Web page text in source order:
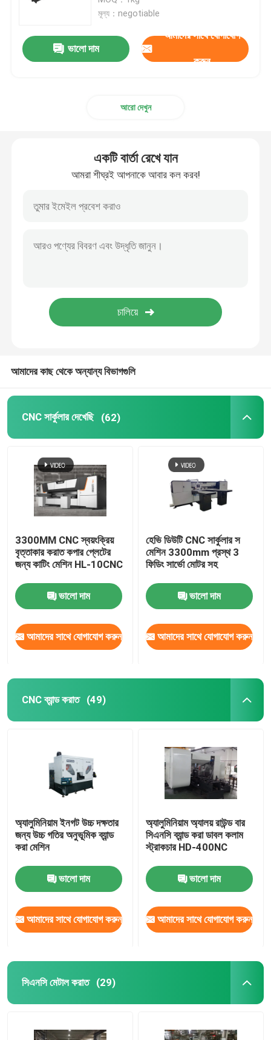
মেশিন ভোগ্য দ্রব্য
মূল্য：negotiable
ভালো দাম
আমাদের সাথে যোগাযোগ
করুন
আরো দেখুন
একটি বার্তা রেখে যান
আমরা শীঘ্রই আপনাকে আবার কল করব!
আমাদের কাছ থেকে অন্যান্য বিভাগগুলি
CNC সার্কুলার দেখেছি (62)
3300MM CNC স্বয়ংক্রিয়
বৃত্তাকার করাত কপার প্লেটের
জন্য কাটিং মেশিন HL-10CNC
ভালো দাম
আমাদের সাথে যোগাযোগ করুন
হেভি ডিউটি ​​CNC সার্কুলার স
মেশিন 3300mm প্রস্থ 3
ফিডিং সার্ভো মোটর সহ
ভালো দাম
আমাদের সাথে যোগাযোগ করুন
CNC ব্যান্ড করাত (49)
অ্যালুমিনিয়াম ইনগট উচ্চ দক্ষতার
জন্য উচ্চ গতির অনুভূমিক ব্যান্ড
করা মেশিন
ভালো দাম
আমাদের সাথে যোগাযোগ করুন
অ্যালুমিনিয়াম অ্যালয় রাউন্ড বার
সিএনসি ব্যান্ড করা ডাবল কলাম
স্ট্রাকচার HD-400NC
ভালো দাম
আমাদের সাথে যোগাযোগ করুন
সিএনসি মেটাল করাত (29)